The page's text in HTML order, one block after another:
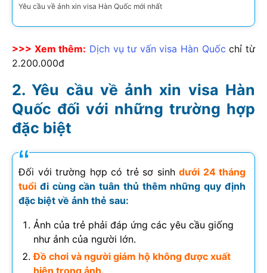
Yêu cầu về ảnh xin visa Hàn Quốc mới nhất
>>> Xem thêm: Dịch vụ tư vấn visa Hàn Quốc chỉ từ
2.200.000đ
Yêu cầu về ảnh xin visa Hàn
Quốc đối với những trường hợp
đặc biệt
Đối với trường hợp có trẻ sơ sinh dưới 24 tháng
tuổi đi cùng cần tuân thủ thêm những quy định
đặc biệt về ảnh thẻ sau:
Ảnh của trẻ phải đáp ứng các yêu cầu giống
như ảnh của người lớn.
Đồ chơi và người giám hộ không được xuất